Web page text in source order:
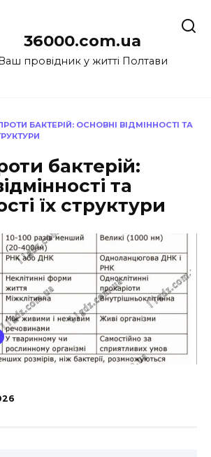
36000.com.ua
провідник у житті Полтави
БАКТЕРІЙ: ОСНОВНІ ВІДМІННОСТІ ТА
бактерій:
та
їх структури